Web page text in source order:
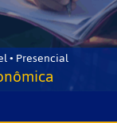
• Presencial